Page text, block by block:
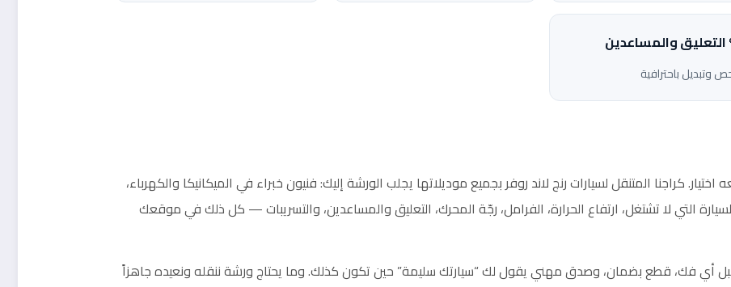
التعليق والمساعدين
وتبديل باحترافية
كراجنا المتنقل لسيارات رنج لاند روفر بجميع موديلاتها يجلب الورشة إليك: فنيون خبراء في الميكانيكا والكهرباء،
التي لا تشتغل، ارتفاع الحرارة، الفرامل، رجّة المحرك، التعليق والمساعدين، والتسريبات — كل ذلك في موقعك
قبل أي فك، قطع بضمان، وصدق مهني يقول لك “سيارتك سليمة” حين تكون كذلك. وما يحتاج ورشة ننقله ونعيده جاهزاً